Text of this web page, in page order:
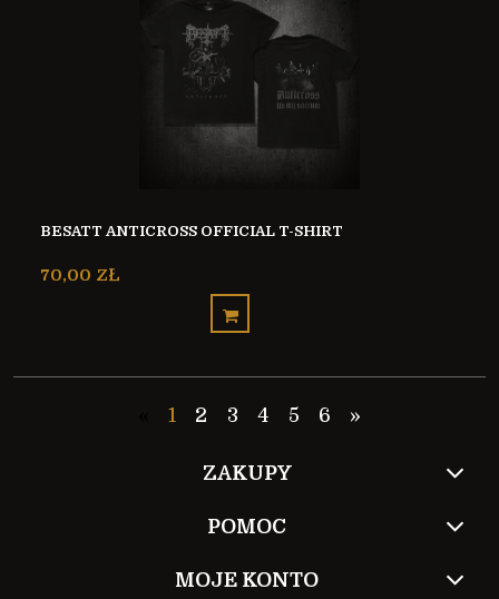
BESATT ANTICROSS OFFICIAL T-SHIRT
70,00 ZŁ
1 2 3 4 5 6 »
ZAKUPY
POMOC
MOJE KONTO